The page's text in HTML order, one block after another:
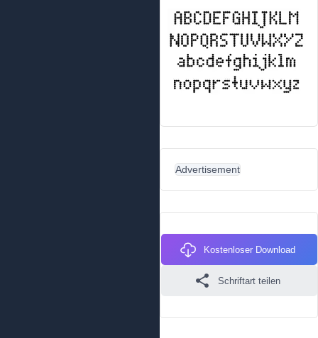
Advertisement
Kostenloser Download
Schriftart teilen